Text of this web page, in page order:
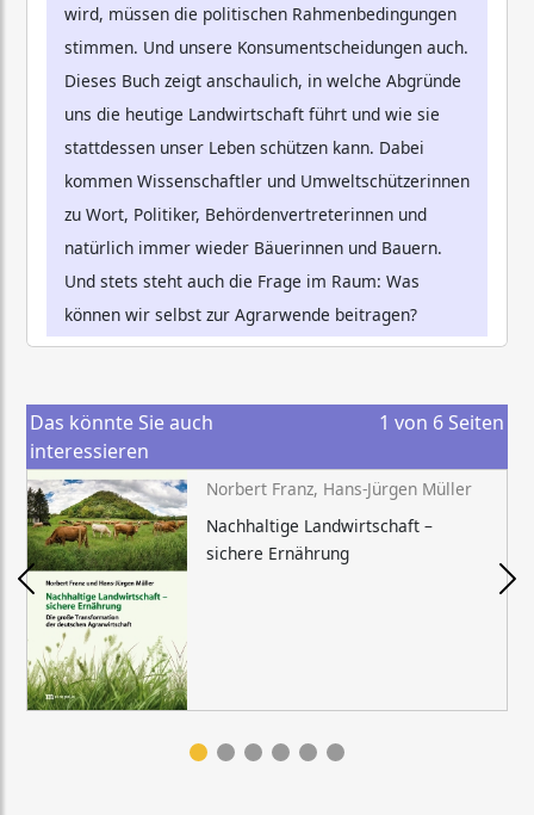
wird, müssen die politischen Rahmenbedingungen
stimmen. Und unsere Konsumentscheidungen auch.
Dieses Buch zeigt anschaulich, in welche Abgründe
uns die heutige Landwirtschaft führt und wie sie
stattdessen unser Leben schützen kann. Dabei
kommen Wissenschaftler und Umweltschützerinnen
zu Wort, Politiker, Behördenvertreterinnen und
natürlich immer wieder Bäuerinnen und Bauern.
Und stets steht auch die Frage im Raum: Was
können wir selbst zur Agrarwende beitragen?
Das könnte Sie auch
interessieren
1 von 6 Seiten
Norbert Franz, Hans-Jürgen Müller
Nachhaltige Landwirtschaft –
sichere Ernährung